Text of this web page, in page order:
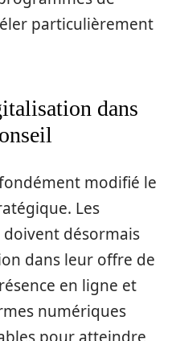
particulièrement
dans
modifié le
Les
désormais
dans leur offre de
en ligne et
numériques
pour atteindre